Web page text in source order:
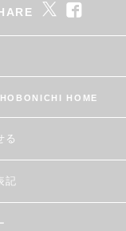
HOBONICHI HOME
る
記